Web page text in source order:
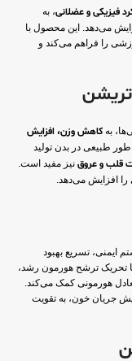
فیزیکی و عضلانی، به
می‌دهد. این محصول با
را فراهم می‌کند و
به کاهش وزن، افزایش
طبیعی در بدن تولید
قلب و عروق نیز مفید است.
را افزایش می‌دهد.
ایمنی، تسریع بهبود
تحریک ترشح هورمون رشد،
هورمونی کمک می‌کند.
جریان خون، به تقویت